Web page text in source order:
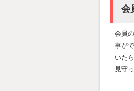
会
会員
事が
いた
見守